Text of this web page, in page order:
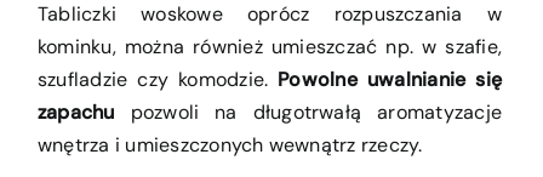
Tabliczki woskowe oprócz rozpuszczania w
kominku, można również umieszczać np. w szafie,
szufladzie czy komodzie. Powolne uwalnianie się
zapachu pozwoli na długotrwałą aromatyzacje
wnętrza i umieszczonych wewnątrz rzeczy.